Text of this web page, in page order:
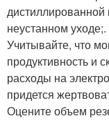
неустанном уходе;.
Учитывайте, что
продуктивность и
расходы на
придется
Оцените объем